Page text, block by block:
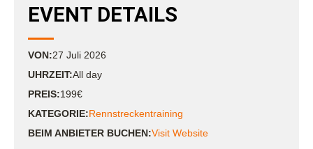
EVENT DETAILS
VON:27 Juli 2026
UHRZEIT:All day
PREIS:199€
KATEGORIE:Rennstreckentraining
BEIM ANBIETER BUCHEN:Visit Website